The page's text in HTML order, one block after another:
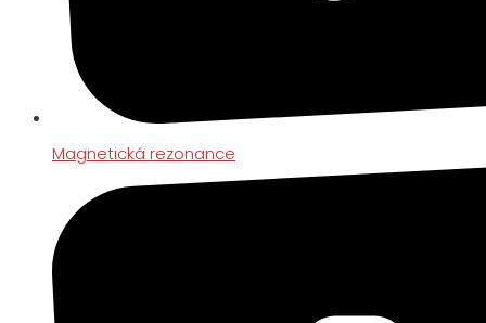
Magnetická rezonance